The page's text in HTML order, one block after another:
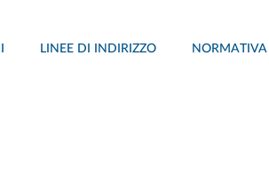
LINEE DI INDIRIZZO NORMATIVA